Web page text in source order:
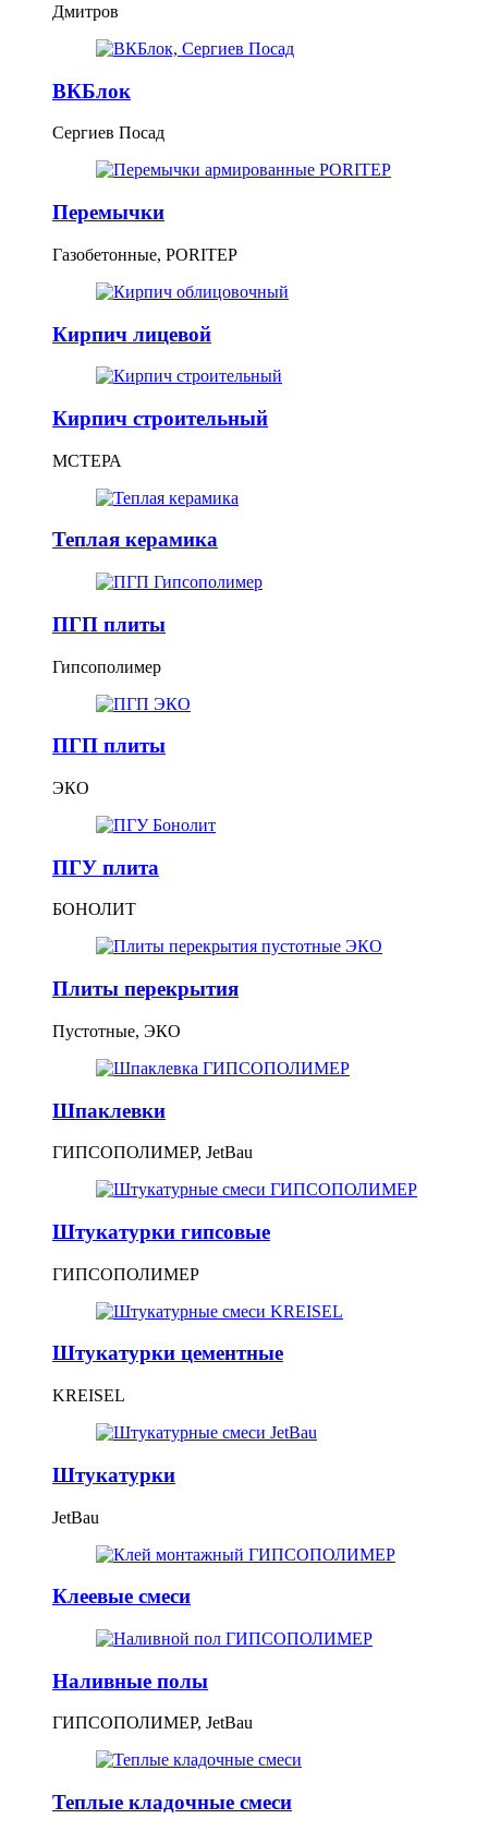
Дмитров
ВКБлок
Сергиев Посад
Перемычки
Газобетонные, PORITEP
Кирпич лицевой
Кирпич строительный
МСТЕРА
Теплая керамика
ПГП плиты
Гипсополимер
ПГП плиты
ЭКО
ПГУ плита
БОНОЛИТ
Плиты перекрытия
Пустотные, ЭКО
Шпаклевки
ГИПСОПОЛИМЕР, JetBau
Штукатурки гипсовые
ГИПСОПОЛИМЕР
Штукатурки цементные
KREISEL
Штукатурки
JetBau
Клеевые смеси
Наливные полы
ГИПСОПОЛИМЕР, JetBau
Теплые кладочные смеси